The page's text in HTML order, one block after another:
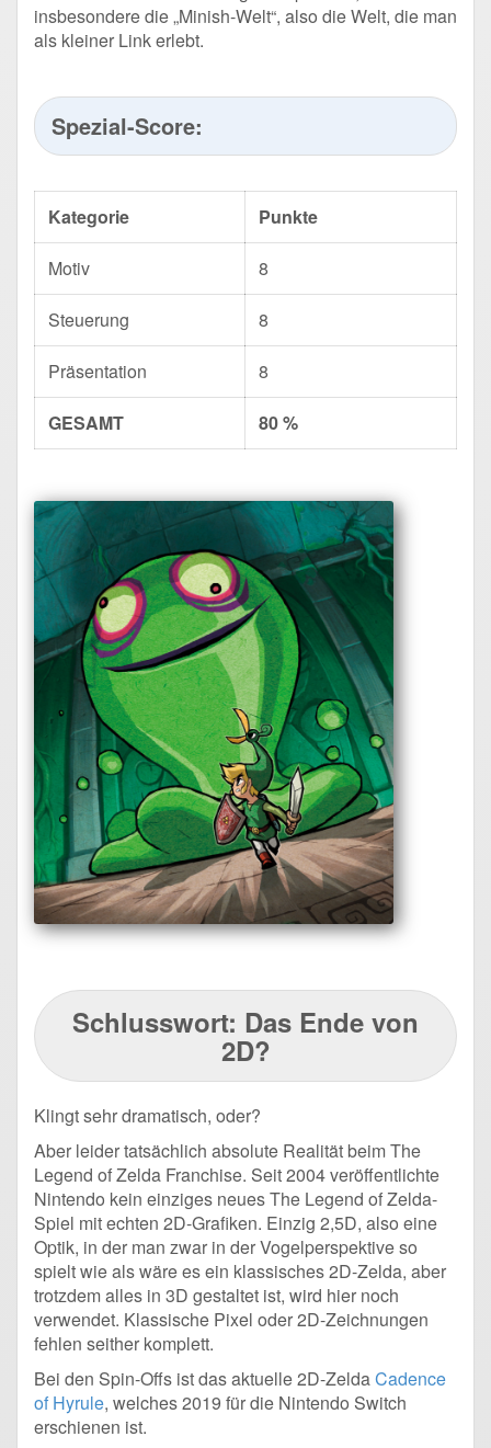
insbesondere die „Minish-Welt“, also die Welt, die man
als kleiner Link erlebt.
Spezial-Score:
Kategorie Punkte
Motiv 8
Steuerung 8
Präsentation 8
GESAMT 80 %
Schlusswort: Das Ende von
2D?
Klingt sehr dramatisch, oder?
Aber leider tatsächlich absolute Realität beim The
Legend of Zelda Franchise. Seit 2004 veröffentlichte
Nintendo kein einziges neues The Legend of Zelda-
Spiel mit echten 2D-Grafiken. Einzig 2,5D, also eine
Optik, in der man zwar in der Vogelperspektive so
spielt wie als wäre es ein klassisches 2D-Zelda, aber
trotzdem alles in 3D gestaltet ist, wird hier noch
verwendet. Klassische Pixel oder 2D-Zeichnungen
fehlen seither komplett.
Bei den Spin-Offs ist das aktuelle 2D-ZeldaCadence
of Hyrule, welches 2019 für die Nintendo Switch
erschienen ist.